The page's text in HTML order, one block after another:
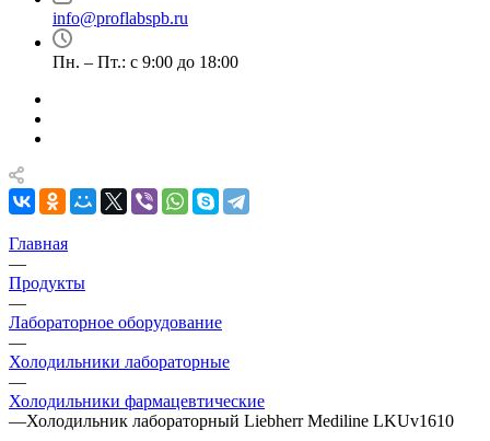
info@proflabspb.ru
Пн. – Пт.: с 9:00 до 18:00
Главная
—
Продукты
—
Лабораторное оборудование
—
Холодильники лабораторные
—
Холодильники фармацевтические
—Холодильник лабораторный Liebherr Mediline LKUv1610